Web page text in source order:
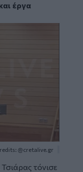
έργα
@cretalive.gr
τόνισε